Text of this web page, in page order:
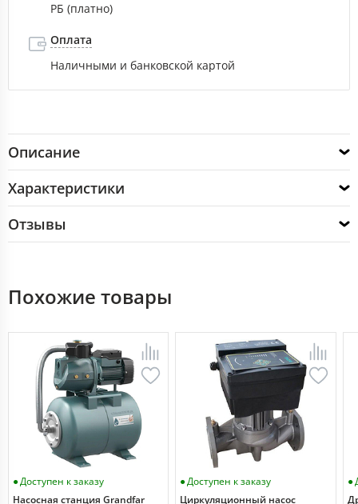
РБ (платно)
Оплата
Наличными и банковской картой
Описание
Характеристики
Отзывы
Похожие товары
Доступен к заказу
Насосная станция Grandfar
Доступен к заказу
Циркуляционный насос